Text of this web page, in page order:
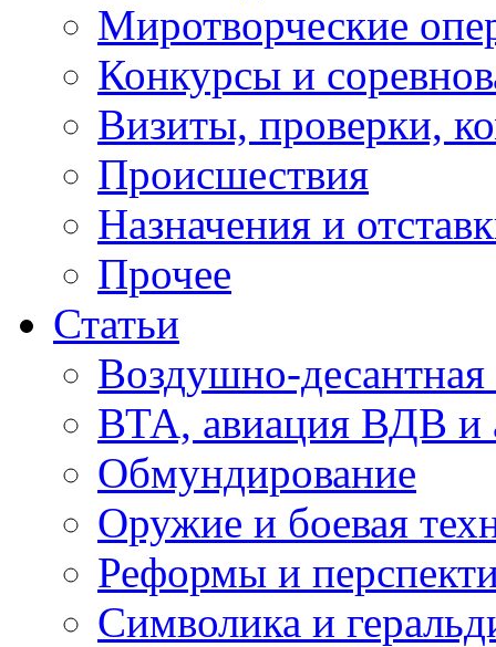
Миротворческие
Конкурсы и
Визиты, проверки,
Происшествия
Назначения и
Прочее
Статьи
Воздушно-десантная
ВТА, авиация ВДВ и
Обмундирование
Оружие и боевая
Реформы и
Символика и